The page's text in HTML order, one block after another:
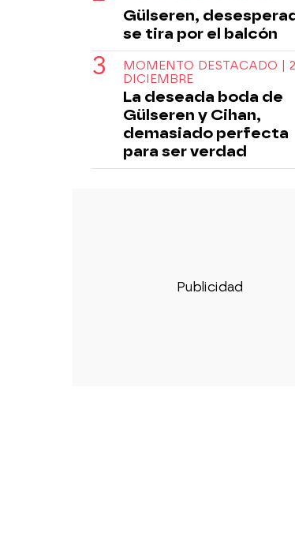
Gülseren,
se tira por el balcón
MOMENTO DESTACADO |
DICIEMBRE
La deseada boda de
Gülseren y Cihan,
demasiado perfecta
para ser verdad